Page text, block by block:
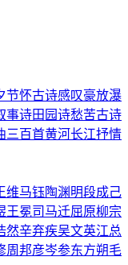
节怀古诗感叹豪放瀑
事诗田园诗愁苦古诗
三百首黄河长江抒情
维马钰陶渊明段成己
王冕司马迁屈原柳宗
然辛弃疾吴文英江总
周邦彦岑参东方朔毛